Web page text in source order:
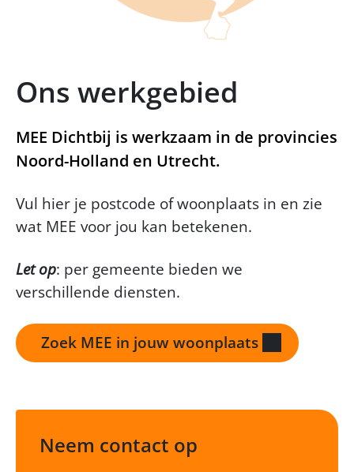
Ons werkgebied
MEE Dichtbij is werkzaam in de provincies
Noord-Holland en Utrecht.
Vul hier je postcode of woonplaats in en zie
wat MEE voor jou kan betekenen.
Let op: per gemeente bieden we
verschillende diensten.
Zoek MEE in jouw woonplaats
Neem contact op